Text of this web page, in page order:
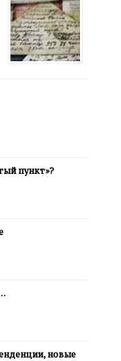
пункт»?
новые